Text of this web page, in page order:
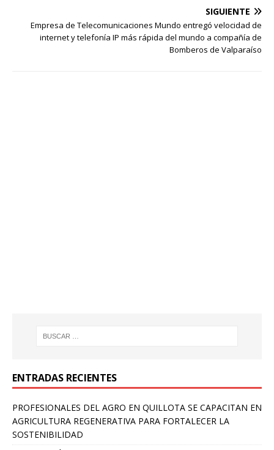
SIGUIENTE
Empresa de Telecomunicaciones Mundo entregó velocidad de
internet y telefonía IP más rápida del mundo a compañía de
Bomberos de Valparaíso
ENTRADAS RECIENTES
PROFESIONALES DEL AGRO EN QUILLOTA SE CAPACITAN EN
AGRICULTURA REGENERATIVA PARA FORTALECER LA
SOSTENIBILIDAD